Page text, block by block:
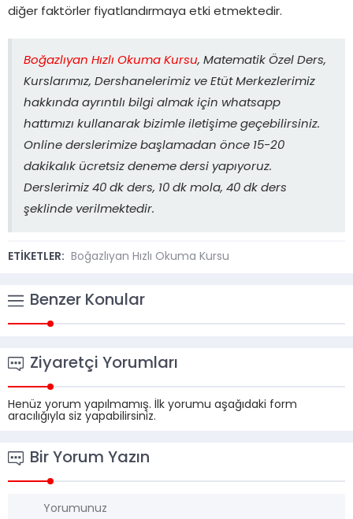
diğer faktörler fiyatlandırmaya etki etmektedir.
Boğazlıyan Hızlı Okuma Kursu, Matematik Özel Ders,
Kurslarımız, Dershanelerimiz ve Etüt Merkezlerimiz
hakkında ayrıntılı bilgi almak için whatsapp
hattımızı kullanarak bizimle iletişime geçebilirsiniz.
Online derslerimize başlamadan önce 15-20
dakikalık ücretsiz deneme dersi yapıyoruz.
Derslerimiz 40 dk ders, 10 dk mola, 40 dk ders
şeklinde verilmektedir.
ETİKETLER: Boğazlıyan Hızlı Okuma Kursu
Benzer Konular
Ziyaretçi Yorumları
Henüz yorum yapılmamış. İlk yorumu aşağıdaki form
aracılığıyla siz yapabilirsiniz.
Bir Yorum Yazın